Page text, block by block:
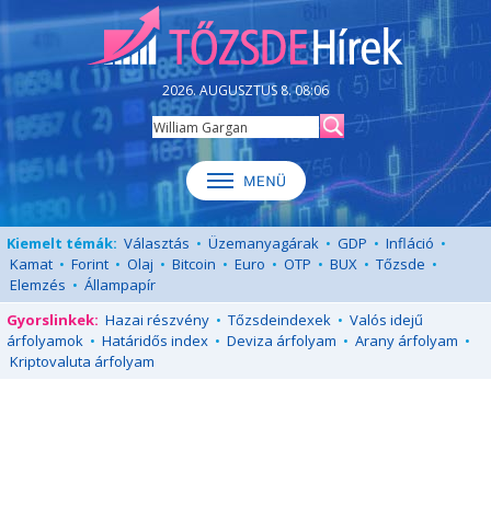
2026. AUGUSZTUS 8. 08:06
Kiemelt témák: Választás • Üzemanyagárak • GDP • Infláció •
Kamat • Forint • Olaj • Bitcoin • Euro • OTP • BUX • Tőzsde •
Elemzés • Állampapír
Gyorslinkek: Hazai részvény • Tőzsdeindexek • Valós idejű
árfolyamok • Határidős index • Deviza árfolyam • Arany árfolyam •
Kriptovaluta árfolyam